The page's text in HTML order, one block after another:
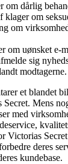
om dårlig
klager om
om
om uønsket e-
sig
modtagerne.
et blandet
Mens
med
Victorias
deres
kundebase.